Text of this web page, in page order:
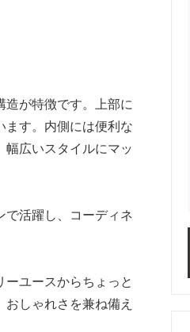
造が特徴です。上部に
ます。内側には便利な
広いスタイルにマッ
で活躍し、コーディネ
ユースからちょっと
しゃれさを兼ね備え